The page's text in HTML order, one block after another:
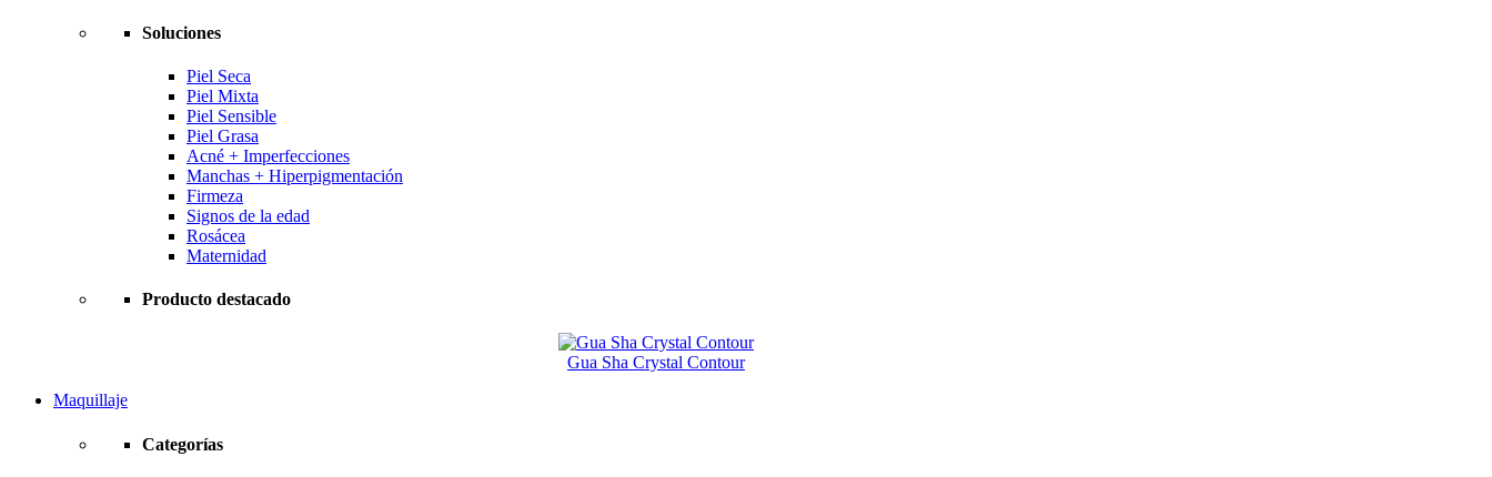
Soluciones
Piel Seca
Piel Mixta
Piel Sensible
Piel Grasa
Acné + Imperfecciones
Manchas + Hiperpigmentación
Firmeza
Signos de la edad
Rosácea
Maternidad
Producto destacado
Gua Sha Crystal Contour
Maquillaje
Categorías